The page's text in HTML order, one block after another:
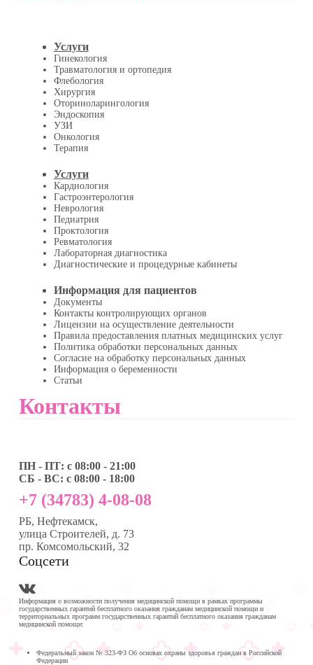
Услуги
Гинекология
Травматология и ортопедия
Флебология
Хирургия
Оториноларингология
Эндоскопия
УЗИ
Онкология
Терапия
Услуги
Кардиология
Гастроэнтерология
Неврология
Педиатрия
Проктология
Ревматология
Лабораторная диагностика
Диагностические и процедурные кабинеты
Информация для пациентов
Документы
Контакты контролирующих органов
Лицензии на осуществление деятельности
Правила предоставления платных медицинских услуг
Политика обработки персональных данных
Согласие на обработку персональных данных
Информация о беременности
Статьи
Контакты
ПН - ПТ: с 08:00 - 21:00
СБ - ВС: с 08:00 - 18:00
+7 (34783) 4-08-08
РБ, Нефтекамск,
улица Строителей, д. 73
пр. Комсомольский, 32
Соцсети
Информация о возможности получения медицинской помощи в рамках программы
государственных гарантий бесплатного оказания гражданам медицинской помощи и
территориальных программ государственных гарантий бесплатного оказания гражданам
медицинской помощи:
Федеральный закон № 323-ФЗ Об основах охраны здоровья граждан в Российской
Федерации